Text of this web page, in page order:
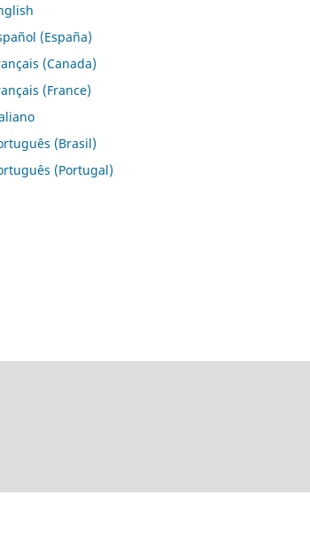
(España)
(Canada)
(France)
(Brasil)
(Portugal)
· Ministério da Ciência, Tecnologia e Ensino